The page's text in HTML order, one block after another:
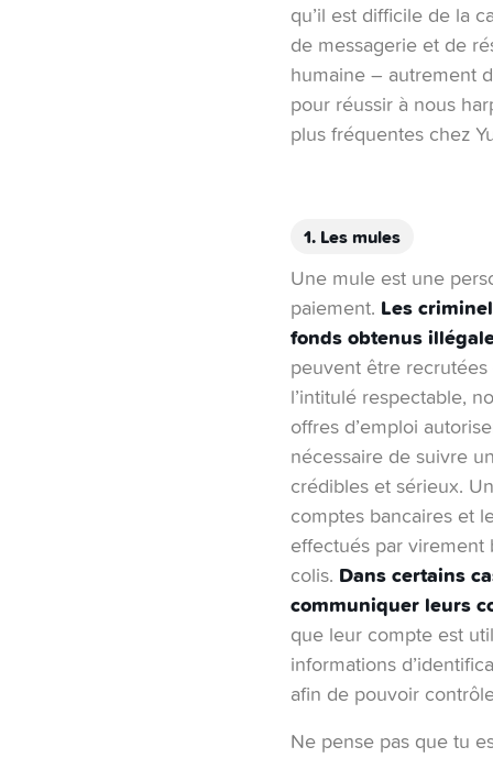
qu’il est difficile de la
de messagerie et de
humaine – autrement
pour réussir à nous
plus fréquentes chez
1. Les mules
Une mule est une
paiement. Les
fonds obtenus
peuvent être
l’intitulé respectable,
offres d’emploi
nécessaire de suivre
crédibles et sérieux.
comptes bancaires et
effectués par virement
colis. Dans certains
communiquer leurs
que leur compte est
informations
afin de pouvoir
Ne pense pas que tu